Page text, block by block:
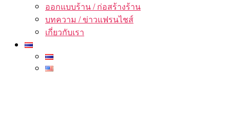
ออกแบบร้าน / ก่อสร้างร้าน
บทความ / ข่าวแฟรนไชส์
เกี่ยวกับเรา